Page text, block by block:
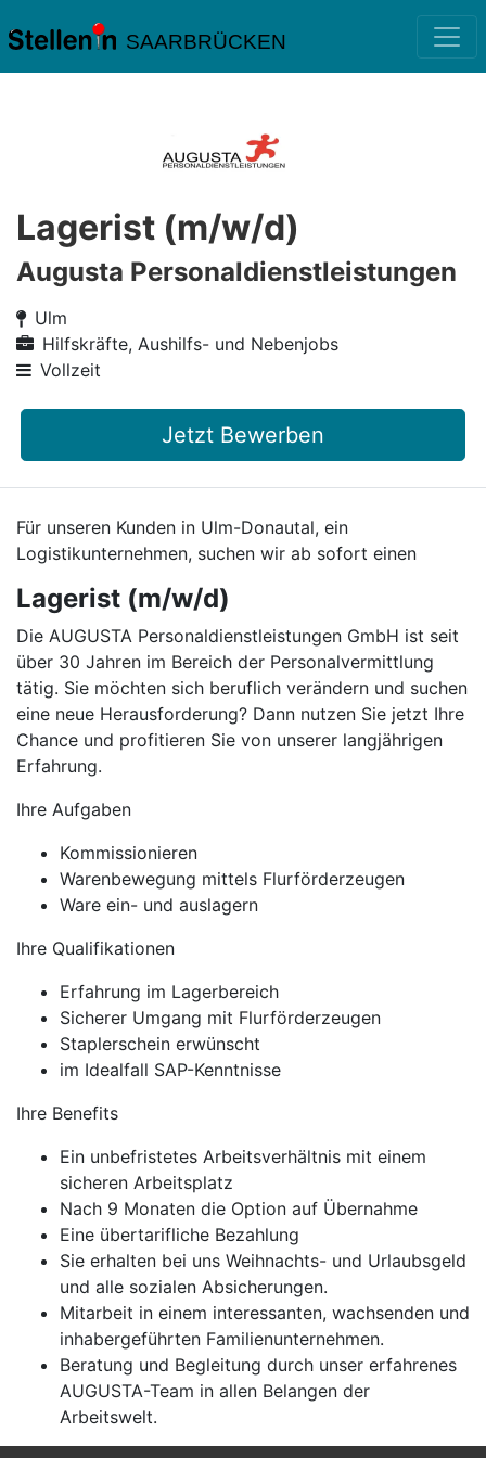
SAARBRÜCKEN
Lagerist (m/w/d)
Augusta Personaldienstleistungen
Ulm
Hilfskräfte, Aushilfs- und Nebenjobs
Vollzeit
Jetzt Bewerben
Für unseren Kunden in Ulm-Donautal, ein
Logistikunternehmen, suchen wir ab sofort einen
Lagerist (m/w/d)
Die AUGUSTA Personaldienstleistungen GmbH ist seit
über 30 Jahren im Bereich der Personalvermittlung
tätig. Sie möchten sich beruflich verändern und suchen
eine neue Herausforderung? Dann nutzen Sie jetzt Ihre
Chance und profitieren Sie von unserer langjährigen
Erfahrung.
Ihre Aufgaben
Kommissionieren
Warenbewegung mittels Flurförderzeugen
Ware ein- und auslagern
Ihre Qualifikationen
Erfahrung im Lagerbereich
Sicherer Umgang mit Flurförderzeugen
Staplerschein erwünscht
im Idealfall SAP-Kenntnisse
Ihre Benefits
Ein unbefristetes Arbeitsverhältnis mit einem
sicheren Arbeitsplatz
Nach 9 Monaten die Option auf Übernahme
Eine übertarifliche Bezahlung
Sie erhalten bei uns Weihnachts- und Urlaubsgeld
und alle sozialen Absicherungen.
Mitarbeit in einem interessanten, wachsenden und
inhabergeführten Familienunternehmen.
Beratung und Begleitung durch unser erfahrenes
AUGUSTA-Team in allen Belangen der
Arbeitswelt.